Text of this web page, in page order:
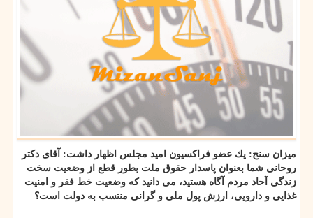
میزان سنج: یك عضو فراكسیون امید مجلس اظهار داشت: آقای دكتر
روحانی شما بعنوان پاسدار حقوق ملت بطور قطع از وضعیت سخت
زندگی آحاد مردم آگاه هستید، می دانید كه وضعیت خط فقر و امنیت
غذایی و دارویی، ارزش پول ملی و گرانی منتسب به دولت است؟